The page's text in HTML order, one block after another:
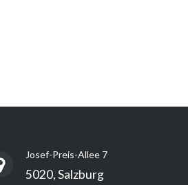
Josef-Preis-Allee 7
5020, Salzburg